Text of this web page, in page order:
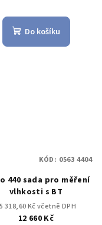
Do košíku
440 sada pro měření
vlhkosti s BT
318,60 Kč včetně DPH
12 660 Kč
KÓD: 0563 4404